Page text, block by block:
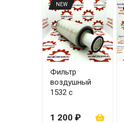
NEW
Фильтр
воздушный
1532 с
1 200 ₽